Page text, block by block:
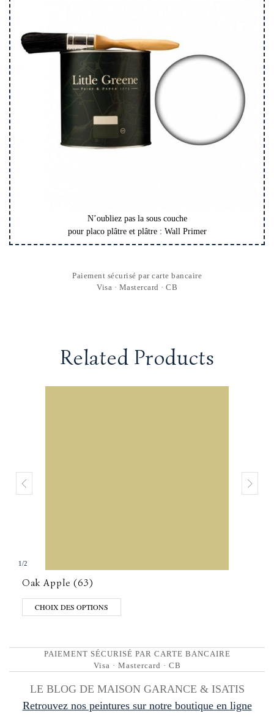
N’oubliez pas la sous couche
pour placo plâtre et plâtre : Wall Primer
Paiement sécurisé par carte bancaire
Visa · Mastercard · CB
Related Products
1/2
Oak Apple (63)
CHOIX DES OPTIONS
PAIEMENT SÉCURISÉ PAR CARTE BANCAIRE
Visa · Mastercard · CB
LE BLOG DE MAISON GARANCE & ISATIS
Retrouvez nos peintures sur notre boutique en ligne